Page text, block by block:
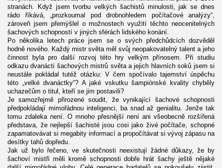
stranách. Když jsem tvorbu velkých šachistů minulosti, jak se dnes
rádo říkává, „prozkoumal pod drobnohledem počítačové analýzy“,
zároveň jsem přemýšlel o možnostech využití těchto neocenitelných
šachových schopností v jiných sférách lidského konání.
Po několika letech práce jsem se o svých předchůdcích dozvěděl
hodně nového. Každý mistr světa měl svůj neopakovatelný talent a jeho
činnost byla pro další rozvoj této hry velkým přínosem. Při studiu
odkazu dvanácti šachových mistrů světa a jejich hlavních soků jsem si
neustále pokládal tutéž otázku: V čem spočívalo tajemství úspěchu
této „velké dvanáctky“? A jaké vskutku šampiónské kvality chyběly
uchazečům o titul, kteří se jim postavili?
Je samozřejmě přirozené soudit, že vynikající šachové schopnosti
předpokládají mimořádnou inteligenci, ba snad až genialitu. Jenže tak
tomu zdaleka není. O mnoho přesnější není ani všeobecně rozšířená
představa, že nejlepší šachisté jsou cosi jako živé počítače, schopné
zapamatovávat si megabity informací a propočítávat si vývoj zápasu na
desítky tahů dopředu.
Jak už bylo řečeno, ve skutečnosti neexistují žádné důkazy, že by
šachoví mistři měli kromě schopnosti dobře hrát šachy ještě nějaké